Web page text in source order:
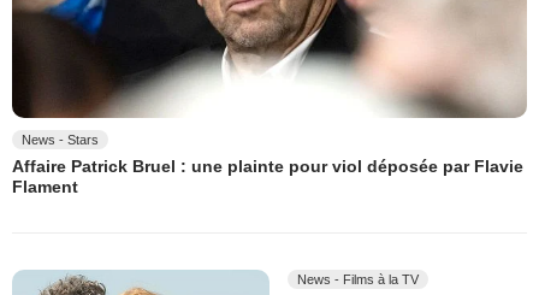
News - Stars
Affaire Patrick Bruel : une plainte pour viol déposée par Flavie
Flament
News - Films à la TV